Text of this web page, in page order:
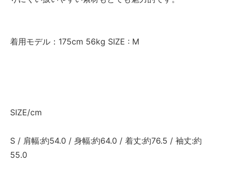
着用モデル：175cm 56kg SIZE : M
SIZE/cm
S / 肩幅:約54.0 / 身幅:約64.0 / 着丈:約76.5 / 袖丈:約
55.0